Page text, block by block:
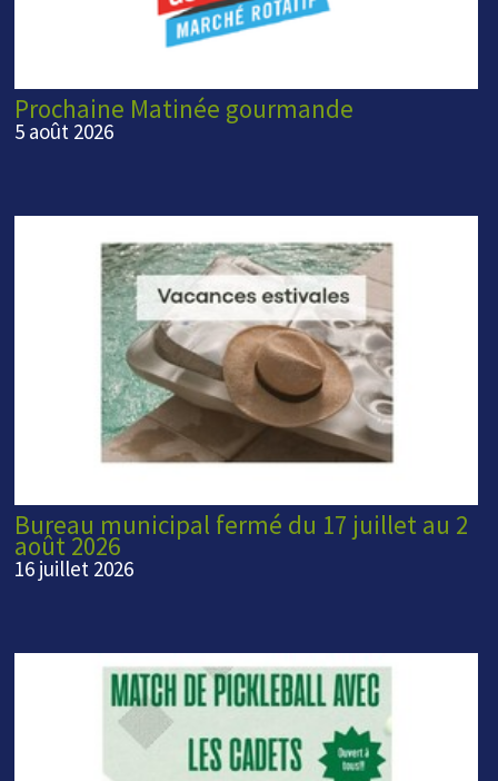
Prochaine Matinée gourmande
5 août 2026
Bureau municipal fermé du 17 juillet au 2
août 2026
16 juillet 2026